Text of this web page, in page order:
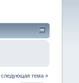
следующая тема »